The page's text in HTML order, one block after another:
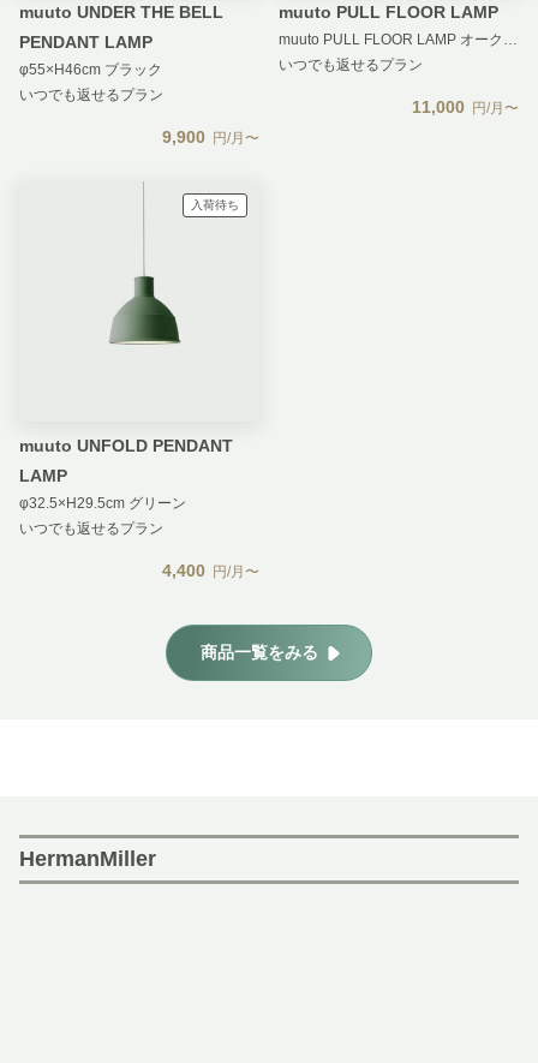
muuto UNDER THE BELL
PENDANT LAMP
φ55×H46cm ブラック
いつでも返せるプラン
9,900 円/月〜
muuto PULL FLOOR LAMP
muuto PULL FLOOR LAMP オーク／ホワイト
いつでも返せるプラン
11,000 円/月〜
入荷待ち
muuto UNFOLD PENDANT
LAMP
φ32.5×H29.5cm グリーン
いつでも返せるプラン
4,400 円/月〜
商品一覧をみる
HermanMiller